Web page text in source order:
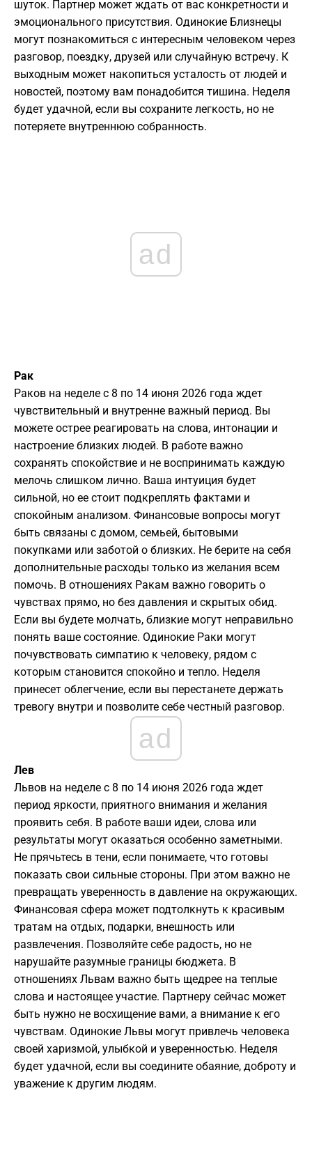
шуток. Партнер может ждать от вас конкретности и
эмоционального присутствия. Одинокие Близнецы
могут познакомиться с интересным человеком через
разговор, поездку, друзей или случайную встречу. К
выходным может накопиться усталость от людей и
новостей, поэтому вам понадобится тишина. Неделя
будет удачной, если вы сохраните легкость, но не
потеряете внутреннюю собранность.
ad
Рак
Раков на неделе с 8 по 14 июня 2026 года ждет
чувствительный и внутренне важный период. Вы
можете острее реагировать на слова, интонации и
настроение близких людей. В работе важно
сохранять спокойствие и не воспринимать каждую
мелочь слишком лично. Ваша интуиция будет
сильной, но ее стоит подкреплять фактами и
спокойным анализом. Финансовые вопросы могут
быть связаны с домом, семьей, бытовыми
покупками или заботой о близких. Не берите на себя
дополнительные расходы только из желания всем
помочь. В отношениях Ракам важно говорить о
чувствах прямо, но без давления и скрытых обид.
Если вы будете молчать, близкие могут неправильно
понять ваше состояние. Одинокие Раки могут
почувствовать симпатию к человеку, рядом с
которым становится спокойно и тепло. Неделя
принесет облегчение, если вы перестанете держать
тревогу внутри и позволите себе честный разговор.
ad
Лев
Львов на неделе с 8 по 14 июня 2026 года ждет
период яркости, приятного внимания и желания
проявить себя. В работе ваши идеи, слова или
результаты могут оказаться особенно заметными.
Не прячьтесь в тени, если понимаете, что готовы
показать свои сильные стороны. При этом важно не
превращать уверенность в давление на окружающих.
Финансовая сфера может подтолкнуть к красивым
тратам на отдых, подарки, внешность или
развлечения. Позволяйте себе радость, но не
нарушайте разумные границы бюджета. В
отношениях Львам важно быть щедрее на теплые
слова и настоящее участие. Партнеру сейчас может
быть нужно не восхищение вами, а внимание к его
чувствам. Одинокие Львы могут привлечь человека
своей харизмой, улыбкой и уверенностью. Неделя
будет удачной, если вы соедините обаяние, доброту и
уважение к другим людям.